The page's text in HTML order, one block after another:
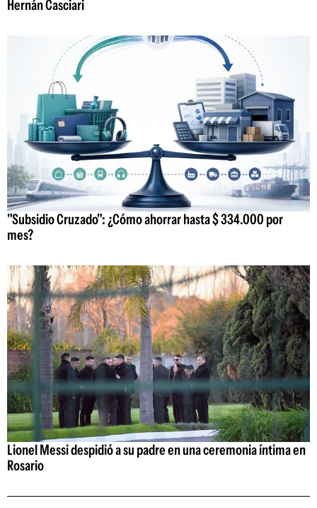
Hernán Casciari
"Subsidio Cruzado": ¿Cómo ahorrar hasta $ 334.000 por
mes?
Lionel Messi despidió a su padre en una ceremonia íntima en
Rosario